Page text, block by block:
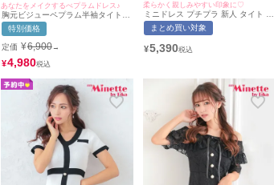
あなたをメイクするぺプラムドレス♪
胸元ビジューペプラム半袖タイトミ
ニドレス (Sサイズ～XXXLサイズ)
(石原彩香/キャバドレス着用)
特別価格
定価 ¥6,900→
¥4,980
柔らかく親しみやすい印象に♡
ミニドレス プチプラ 新人 タイト オ
フショル 低身長 胸元隠し ダブル
ボタン 裾フリル ガーリー グレー キ
イズ対応) | myMinette/マイミネット
まとめ買い対象
¥5,390